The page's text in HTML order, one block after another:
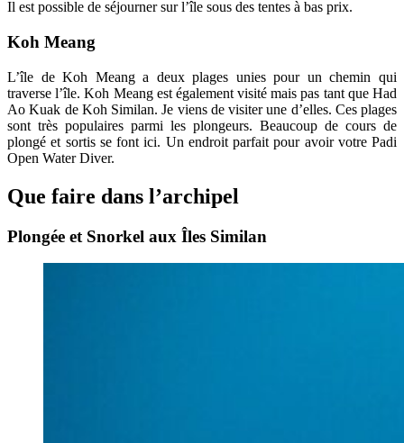
Il est possible de séjourner sur l’île sous des tentes à bas prix.
Koh Meang
L’île de Koh Meang a deux plages unies pour un chemin qui
traverse l’île. Koh Meang est également visité mais pas tant que Had
Ao Kuak de Koh Similan. Je viens de visiter une d’elles. Ces plages
sont très populaires parmi les plongeurs. Beaucoup de cours de
plongé et sortis se font ici. Un endroit parfait pour avoir votre Padi
Open Water Diver.
Que faire dans l’archipel
Plongée et Snorkel aux Îles Similan